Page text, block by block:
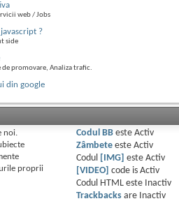
web / Jobs
?
side
promovare, Analiza trafic.
din google
noi.
proprii
Codul BBeste Activ
Zâmbeteeste Activ
Codul
[IMG] este Activ
[VIDEO]
code is Activ
Codul HTML este
Inactiv
Trackbacksare
Inactiv